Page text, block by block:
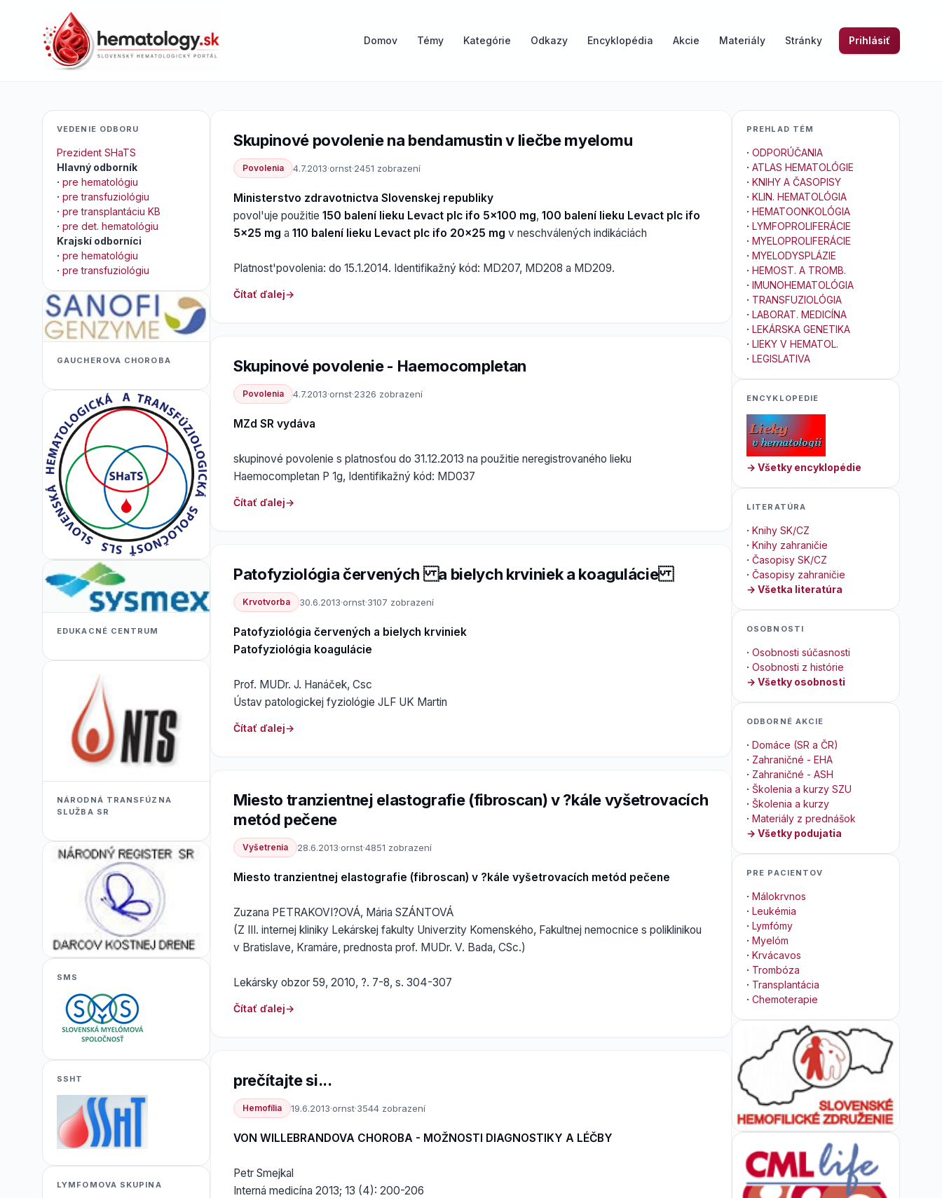
Domov Témy Kategórie Odkazy Encyklopédia Akcie Materiály Stránky Prihlásiť
Skupinové povolenie na bendamustin v liečbe myelomu
Povolenia 4.7.2013·ornst·2451 zobrazení
Ministerstvo zdravotnictva Slovenskej republiky
povol'uje použitie 150 balení lieku Levact plc ifo 5x100 mg, 100 balení lieku Levact plc ifo
5x25 mg a 110 balení lieku Levact plc ifo 20x25 mg v neschválených indikáciách
Platnost'povolenia: do 15.1.2014. Identifikažný kód: MD207, MD208 a MD209.
Čítať ďalej
Skupinové povolenie - Haemocompletan
Povolenia 4.7.2013·ornst·2326 zobrazení
MZd SR vydáva
skupinové povolenie s platnosťou do 31.12.2013 na použitie neregistrovaného lieku
Haemocompletan P 1g, Identifikažný kód: MD037
Čítať ďalej
Patofyziológia červených a bielych krviniek a koagulácie
Krvotvorba 30.6.2013·ornst·3107 zobrazení
Patofyziológia červených a bielych krviniek
Patofyziológia koagulácie
Prof. MUDr. J. Hanáček, Csc
Ústav patologickej fyziológie JLF UK Martin
Čítať ďalej
Miesto tranzientnej elastografie (fibroscan) v ?kále vyšetrovacích
metód pečene
Vyšetrenia 28.6.2013·ornst·4851 zobrazení
Miesto tranzientnej elastografie (fibroscan) v ?kále vyšetrovacích metód pečene
Zuzana PETRAKOVI?OVÁ, Mária SZÁNTOVÁ
(Z III. internej kliniky Lekárskej fakulty Univerzity Komenského, Fakultnej nemocnice s poliklinikou
v Bratislave, Kramáre, prednosta prof. MUDr. V. Bada, CSc.)
Lekársky obzor 59, 2010, ?. 7-8, s. 304-307
Čítať ďalej
prečítajte si...
Hemofília 19.6.2013·ornst·3544 zobrazení
VON WILLEBRANDOVA CHOROBA - MOŽNOSTI DIAGNOSTIKY A LÉČBY
Petr Smejkal
Interná medicína 2013; 13 (4): 200-206
VEDENIE ODBORU
Prezident SHaTS
Hlavný odborník
· pre hematológiu
· pre transfuziológiu
· pre transplantáciu KB
· pre det. hematológiu
Krajskí odborníci
· pre hematológiu
· pre transfuziológiu
GAUCHEROVA CHOROBA
EDUKACNÉ CENTRUM
NÁRODNÁ TRANSFÚZNA
SLUŽBA SR
SMS
SSHT
LYMFOMOVA SKUPINA
PREHLAD TÉM
· ODPORÚČANIA
· ATLAS HEMATOLÓGIE
· KNIHY A ČASOPISY
· KLIN. HEMATOLÓGIA
· HEMATOONKOLÓGIA
· LYMFOPROLIFERÁCIE
· MYELOPROLIFERÁCIE
· MYELODYSPLÁZIE
· HEMOST. A TROMB.
· IMUNOHEMATOLÓGIA
· TRANSFUZIOLÓGIA
· LABORAT. MEDICÍNA
· LEKÁRSKA GENETIKA
· LIEKY V HEMATOL.
· LEGISLATIVA
ENCYKLOPEDIE
→ Všetky encyklopédie
LITERATÚRA
· Knihy SK/CZ
· Knihy zahraničie
· Časopisy SK/CZ
· Časopisy zahraničie
→ Všetka literatúra
OSOBNOSTI
· Osobnosti súčasnosti
· Osobnosti z histórie
→ Všetky osobnosti
ODBORNÉ AKCIE
· Domáce (SR a ČR)
· Zahraničné - EHA
· Zahraničné - ASH
· Školenia a kurzy SZU
· Školenia a kurzy
· Materiály z prednášok
→ Všetky podujatia
PRE PACIENTOV
· Málokrvnos
· Leukémia
· Lymfómy
· Myelóm
· Krvácavos
· Trombóza
· Transplantácia
· Chemoterapie